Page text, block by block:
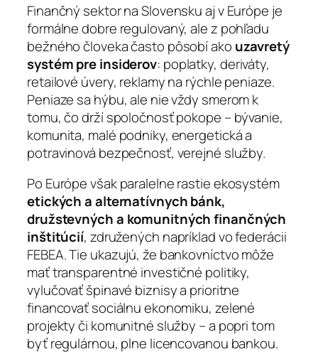
Finančný sektor na Slovensku aj v Európe je
formálne dobre regulovaný, ale z pohľadu
bežného človeka často pôsobí ako uzavretý
systém pre insiderov: poplatky, deriváty,
retailové úvery, reklamy na rýchle peniaze.
Peniaze sa hýbu, ale nie vždy smerom k
tomu, čo drží spoločnosť pokope – bývanie,
komunita, malé podniky, energetická a
potravinová bezpečnosť, verejné služby.
Po Európe však paralelne rastie ekosystém
etických a alternatívnych bánk,
družstevných a komunitných finančných
inštitúcií, združených napríklad vo federácii
FEBEA. Tie ukazujú, že bankovníctvo môže
mať transparentné investičné politiky,
vylučovať špinavé biznisy a prioritne
financovať sociálnu ekonomiku, zelené
projekty či komunitné služby – a popri tom
byť regulárnou, plne licencovanou bankou.